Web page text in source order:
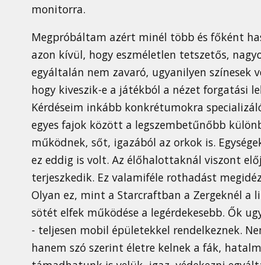
monitorra.
Megpróbáltam azért minél több és főként
azon kívül, hogy eszméletlen tetszetős,
egyáltalán nem zavaró, ugyanilyen színesek
hogy kiveszik-e a játékból a nézet forgatási
Kérdéseim inkább konkrétumokra
egyes fajok között a legszembetűnőbb
működnek, sőt, igazából az orkok is.
ez eddig is volt. Az élőhalottaknál viszont
terjeszkedik. Ez valamiféle rothadást
Olyan ez, mint a Starcraftban a Zergeknél a
sötét elfek működése a legérdekesebb. Ők
- teljesen mobil épületekkel rendelkeznek.
hanem szó szerint életre kelnek a fák,